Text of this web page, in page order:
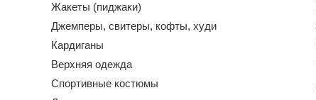
Жакеты (пиджаки)
Джемперы, свитеры, кофты, худи
Кардиганы
Верхняя одежда
Спортивные костюмы